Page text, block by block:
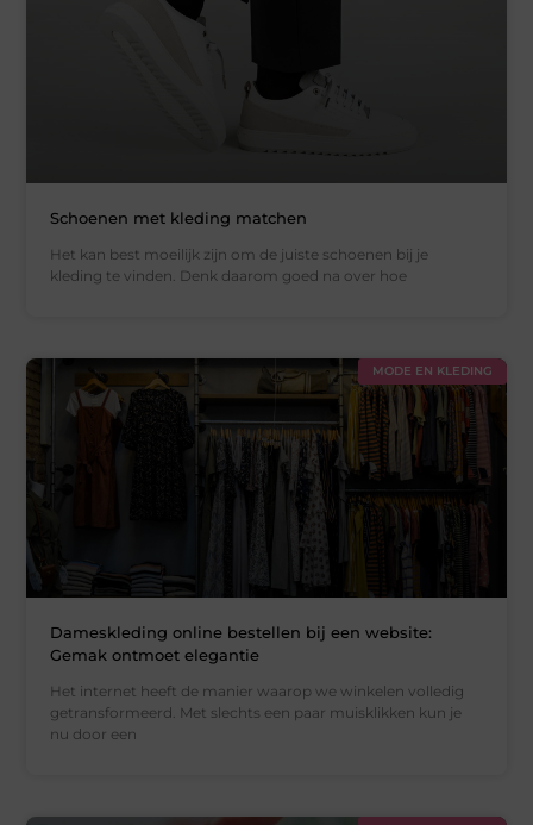
Schoenen met kleding matchen
Het kan best moeilijk zijn om de juiste schoenen bij je
kleding te vinden. Denk daarom goed na over hoe
MODE EN KLEDING
Dameskleding online bestellen bij een website:
Gemak ontmoet elegantie
Het internet heeft de manier waarop we winkelen volledig
getransformeerd. Met slechts een paar muisklikken kun je
nu door een